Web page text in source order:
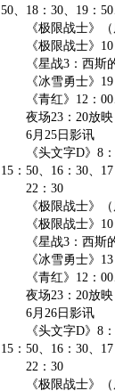
50、18：30、19：
《极限战士》（原
《极限战士》10：
《星战3：西斯的
《冰雪勇士》19
《青红》12：00
夜场23：20放映
6月25日影讯
《头文字D》8：
15：50、16：30、
22：30
《极限战士》（原
《极限战士》10：
《星战3：西斯的
《冰雪勇士》13
《青红》12：00
夜场23：20放映
6月26日影讯
《头文字D》8：
15：50、16：30、
22：30
《极限战士》（原